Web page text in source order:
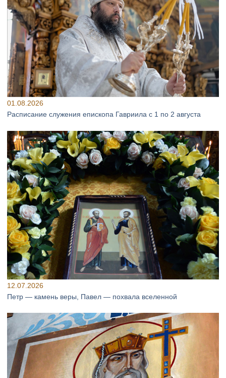
01.08.2026
Расписание служения епископа Гавриила с 1 по 2 августа
12.07.2026
Петр — камень веры, Павел — похвала вселенной